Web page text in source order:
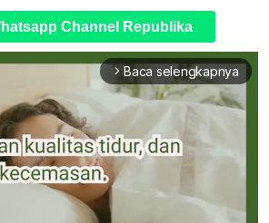
Channel Republika
arrow_forward_ios Baca selengkapnya